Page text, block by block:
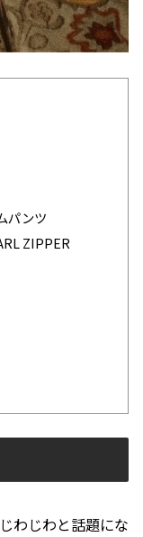
パンツ
ZIPPER
わじわと話題にな